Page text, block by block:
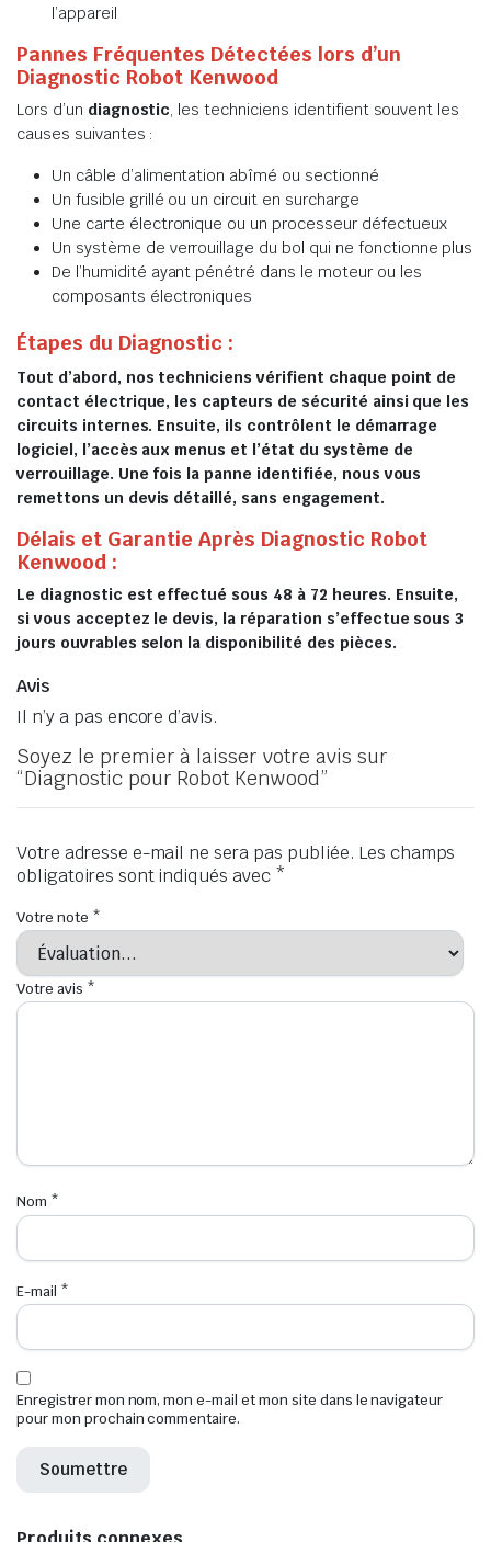
l’appareil
Pannes Fréquentes Détectées lors d’un
Diagnostic Robot Kenwood
Lors d’un diagnostic, les techniciens identifient souvent les
causes suivantes :
Un câble d’alimentation abîmé ou sectionné
Un fusible grillé ou un circuit en surcharge
Une carte électronique ou un processeur défectueux
Un système de verrouillage du bol qui ne fonctionne plus
De l’humidité ayant pénétré dans le moteur ou les
composants électroniques
Étapes du Diagnostic :
Tout d’abord, nos techniciens vérifient chaque point de
contact électrique, les capteurs de sécurité ainsi que les
circuits internes. Ensuite, ils contrôlent le démarrage
logiciel, l’accès aux menus et l’état du système de
verrouillage. Une fois la panne identifiée, nous vous
remettons un devis détaillé, sans engagement.
Délais et Garantie Après Diagnostic Robot
Kenwood :
Le diagnostic est effectué sous 48 à 72 heures. Ensuite,
si vous acceptez le devis, la réparation s’effectue sous 3
jours ouvrables selon la disponibilité des pièces.
Avis
Il n’y a pas encore d’avis.
Soyez le premier à laisser votre avis sur
“Diagnostic pour Robot Kenwood”
Votre adresse e-mail ne sera pas publiée. Les champs
obligatoires sont indiqués avec *
Votre note *
Votre avis *
Nom *
E-mail *
Enregistrer mon nom, mon e-mail et mon site dans le navigateur
pour mon prochain commentaire.